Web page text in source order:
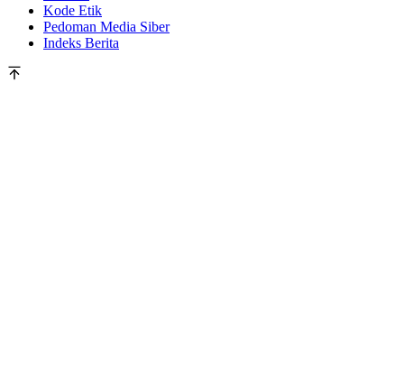
Kode Etik
Pedoman Media Siber
Indeks Berita